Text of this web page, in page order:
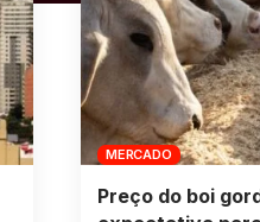
MERCADO
Preço do boi